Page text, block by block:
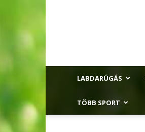
LABDARÚGÁS
TÖBB SPORT